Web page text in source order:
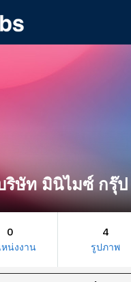
ริษัท มินิไมซ์ กรุ๊ป
0
น่งงาน
4
รูปภาพ